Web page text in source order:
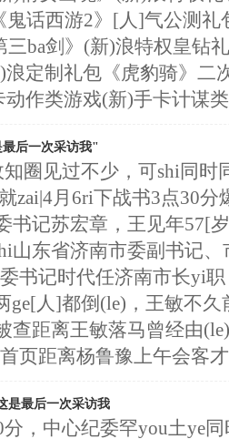
鬼话西游2》[人]气公测礼
三ba剑》(新)浪特权皇钻
定制礼包《虎豹骑》二
作类游戏(新)手卡计谋
后一次采访我"
知圈见过不少，可shi同时
zai|4月6ri下战书3点30分
书记苏宏章，王见年57[
山东省济南市委副书记
书记时代任济南市长yi
ge[人]都倒(le)，王敏不
查距离王敏落马曾经由
页距离杨鲁豫上午会客
是最后一次采访我
中心纪委罕you土ye同